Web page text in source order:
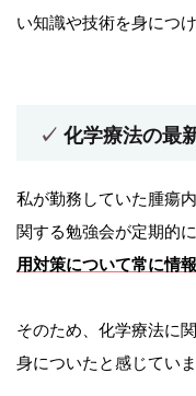
い知識や技術を身につけ
化学療法の最
私が勤務していた腫瘍
関する勉強会が定期的
用対策について常に情
そのため、化学療法に
身についたと感じていま